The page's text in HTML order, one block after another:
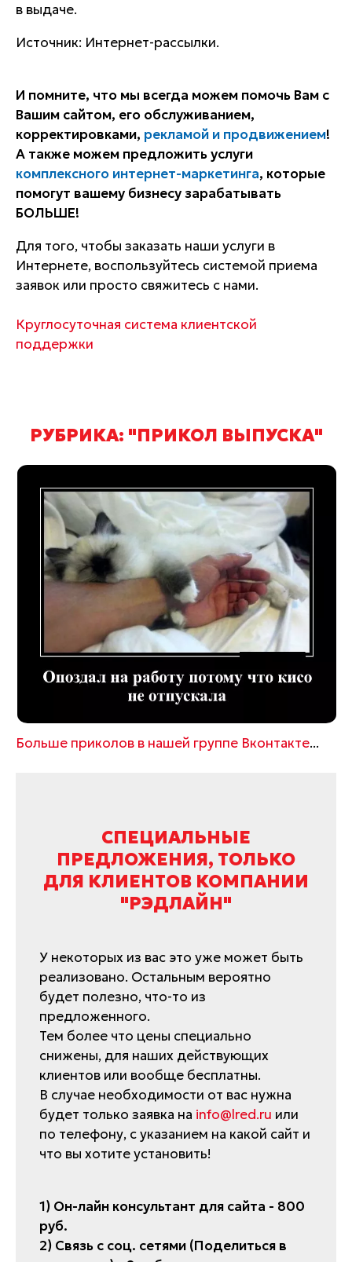
в выдаче.
Источник: Интернет-рассылки.
И помните, что мы всегда можем помочь Вам с
Вашим сайтом, его обслуживанием,
корректировками, рекламой и продвижением!
А также можем предложить услуги
комплексного интернет-маркетинга, которые
помогут вашему бизнесу зарабатывать
БОЛЬШЕ!
Для того, чтобы заказать наши услуги в
Интернете, воспользуйтесь системой приема
заявок или просто свяжитесь с нами.
Круглосуточная система клиентской
поддержки
РУБРИКА: "ПРИКОЛ ВЫПУСКА"
Больше приколов в нашей группе Вконтакте...
СПЕЦИАЛЬНЫЕ
ПРЕДЛОЖЕНИЯ, ТОЛЬКО
ДЛЯ КЛИЕНТОВ КОМПАНИИ
"РЭДЛАЙН"
У некоторых из вас это уже может быть
реализовано. Остальным вероятно
будет полезно, что-то из
предложенного.
Тем более что цены специально
снижены, для наших действующих
клиентов или вообще бесплатны.
В случае необходимости от вас нужна
будет только заявка на info@lred.ru или
по телефону, с указанием на какой сайт и
что вы хотите установить!
1) Он-лайн консультант для сайта - 800
руб.
2) Связь с соц. сетями (Поделиться в